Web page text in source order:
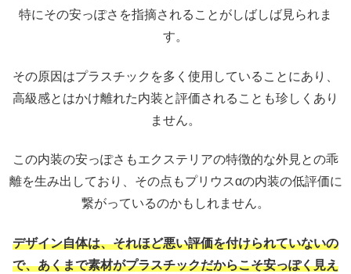
特にその安っぽさを指摘されることがしばしば見られま
す。
その原因はプラスチックを多く使用していることにあり、
高級感とはかけ離れた内装と評価されることも珍しくあり
ません。
この内装の安っぽさもエクステリアの特徴的な外見との乖
離を生み出しており、その点もプリウスαの内装の低評価に
繋がっているのかもしれません。
デザイン自体は、それほど悪い評価を付けられていないの
で、あくまで素材がプラスチックだからこそ安っぽく見え